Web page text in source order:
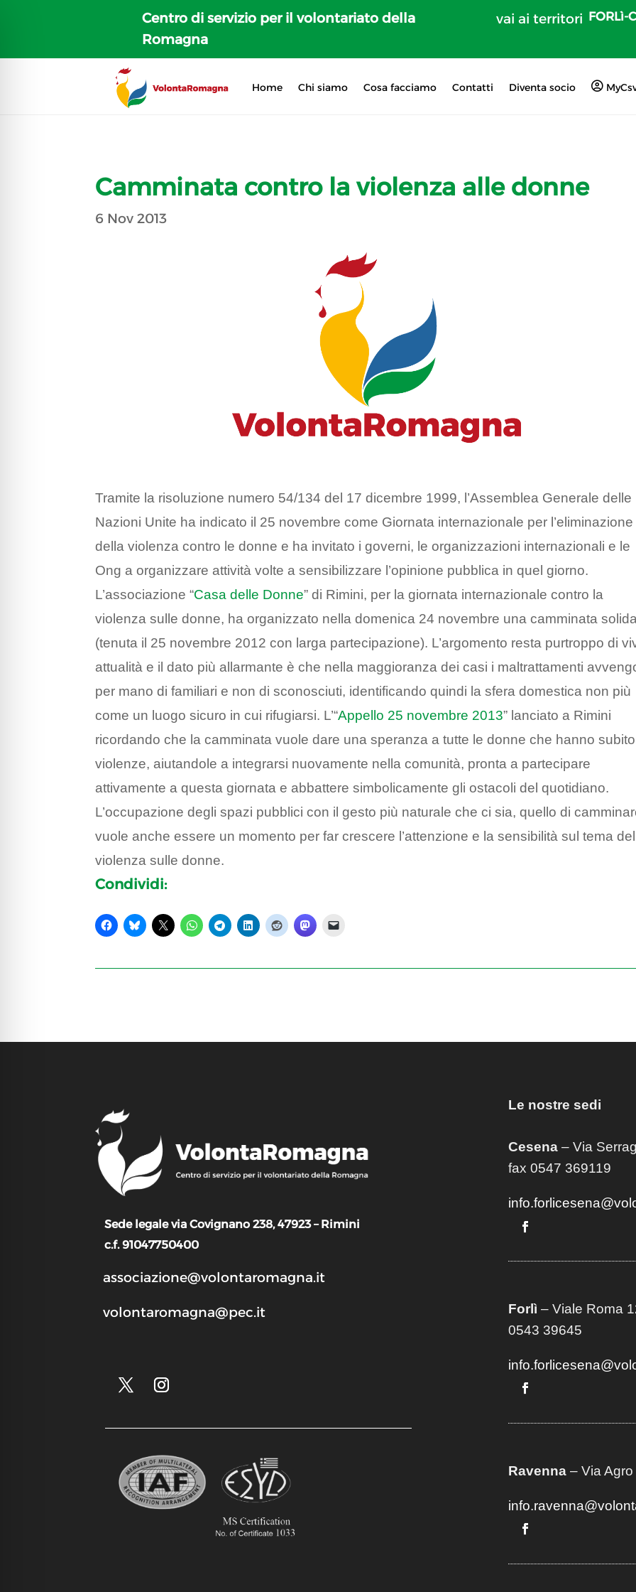
Centro di servizio per il volontariato della
Romagna
vai ai territori FORLì-
Home Chi siamo Cosa facciamo Contatti Diventa socio
Camminata contro la violenza alle donne
6 Nov 2013
Tramite la risoluzione numero 54/134 del 17 dicembre 1999, l’Assemblea Generale delle
Nazioni Unite ha indicato il 25 novembre come Giornata internazionale per l’eliminazione
della violenza contro le donne e ha invitato i governi, le organizzazioni internazionali e le
Ong a organizzare attività volte a sensibilizzare l’opinione pubblica in quel giorno.
L’associazione “Casa delle Donne” di Rimini, per la giornata internazionale contro la
violenza sulle donne, ha organizzato nella domenica 24 novembre una camminata
(tenuta il 25 novembre 2012 con larga partecipazione). L’argomento resta purtroppo di
attualità e il dato più allarmante è che nella maggioranza dei casi i maltrattamenti
per mano di familiari e non di sconosciuti, identificando quindi la sfera domestica non più
come un luogo sicuro in cui rifugiarsi. L’“Appello 25 novembre 2013” lanciato a Rimini
ricordando che la camminata vuole dare una speranza a tutte le donne che hanno subito
violenze, aiutandole a integrarsi nuovamente nella comunità, pronta a partecipare
attivamente a questa giornata e abbattere simbolicamente gli ostacoli del quotidiano.
L’occupazione degli spazi pubblici con il gesto più naturale che ci sia, quello di
vuole anche essere un momento per far crescere l’attenzione e la sensibilità sul tema
violenza sulle donne.
Condividi:
Sede legale via Covignano 238, 47923 – Rimini
c.f. 91047750400
associazione@volontaromagna.it
volontaromagna@pec.it
Le nostre sedi
Cesena– Via
fax 0547 369119
Forlì – Viale Roma
0543 39645
Ravenna– Via Agro